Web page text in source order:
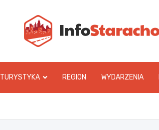
TURYSTYKA REGION WYDARZENIA